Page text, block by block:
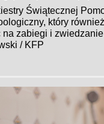
Świątecznej
który
zabiegi i
/ KFP